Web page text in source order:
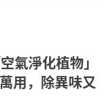
氣淨化植物」
用，除異味又